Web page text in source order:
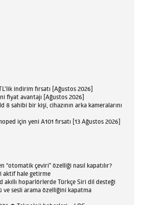
indirim fırsatı [Ağustos 2026]
fiyat avantajı [Ağustos 2026]
8 sahibi bir kişi, cihazının arka kameralarını
için yeni A101 fırsatı [13 Ağustos 2026]
“otomatik çeviri” özelliği nasıl kapatılır?
aktif hale getirme
akıllı hoparlörlerde Türkçe Siri dil desteği
ve sesli arama özelliğini kapatma